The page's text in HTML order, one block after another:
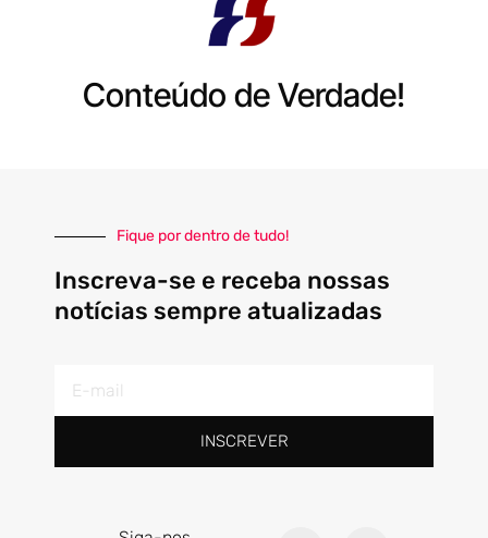
Conteúdo de Verdade!
Fique por dentro de tudo!
Inscreva-se e receba nossas
notícias sempre atualizadas
mail
INSCREVER